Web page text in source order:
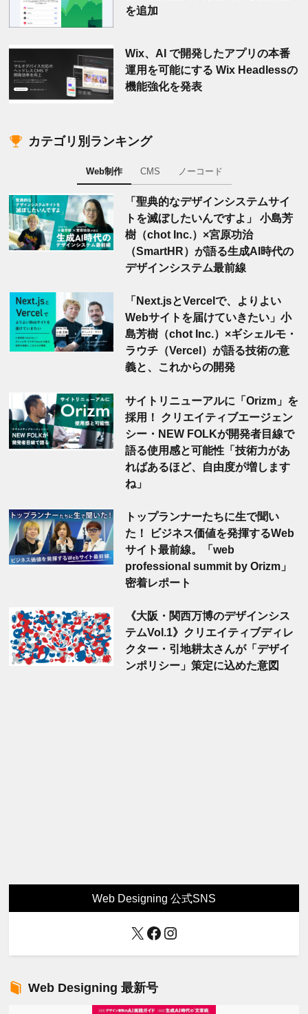
を追加
Wix、AI で開発したアプリの本番
運用を可能にする Wix Headlessの
機能強化を発表
カテゴリ別ランキング
Web制作 CMS ノーコード
「聖典的なデザインシステムサイ
トを滅ぼしたいんですよ」 小島芳
樹（chot Inc.）×宮原功治
（SmartHR）が語る生成AI時代の
デザインシステム最前線
「Next.jsとVercelで、よりよい
Webサイトを届けていきたい」小
島芳樹（chot Inc.）×ギシェルモ・
ラウチ（Vercel）が語る技術の意
義と、これからの開発
サイトリニューアルに「Orizm」を
採用！ クリエイティブエージェン
シー・NEW FOLKが開発者目線で
語る使用感と可能性「技術力があ
ればあるほど、自由度が増します
ね」
トップランナーたちに生で聞い
た！ ビジネス価値を発揮するWeb
サイト最前線。「web
professional summit by Orizm」
密着レポート
《大阪・関西万博のデザインシス
テムVol.1》クリエイティブディレ
クター・引地耕太さんが「デザイ
ンポリシー」策定に込めた意図
Web Designing 公式SNS
X Facebook
Instagram
Web Designing 最新号